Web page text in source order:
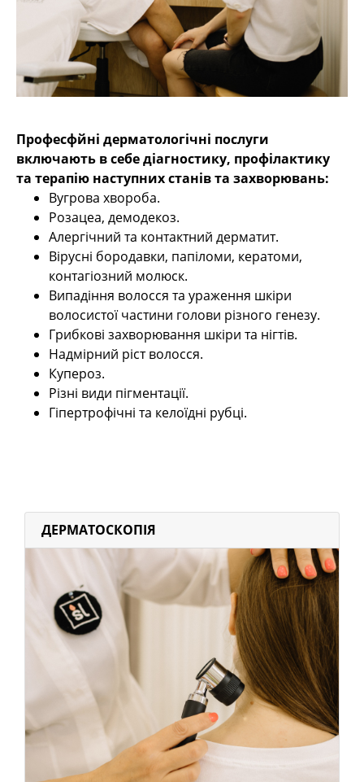
Професфйні дерматологічні послуги
включають в себе діагностику, профілактику
та терапію наступних станів та захворювань:
Вугрова хвороба.
Розацеа, демодекоз.
Алергічний та контактний дерматит.
Вірусні бородавки, папіломи, кератоми,
контагіозний молюск.
Випадіння волосся та ураження шкіри
волосистої частини голови різного генезу.
Грибкові захворювання шкіри та нігтів.
Надмірний ріст волосся.
Купероз.
Різні види пігментації.
Гіпертрофічні та келоїдні рубці.
ДЕРМАТОСКОПІЯ